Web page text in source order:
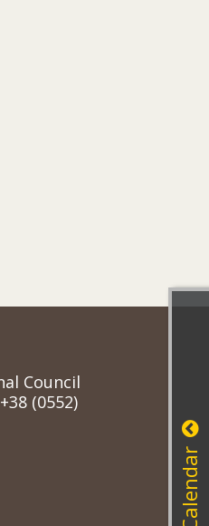
Council
(0552)
Calendar